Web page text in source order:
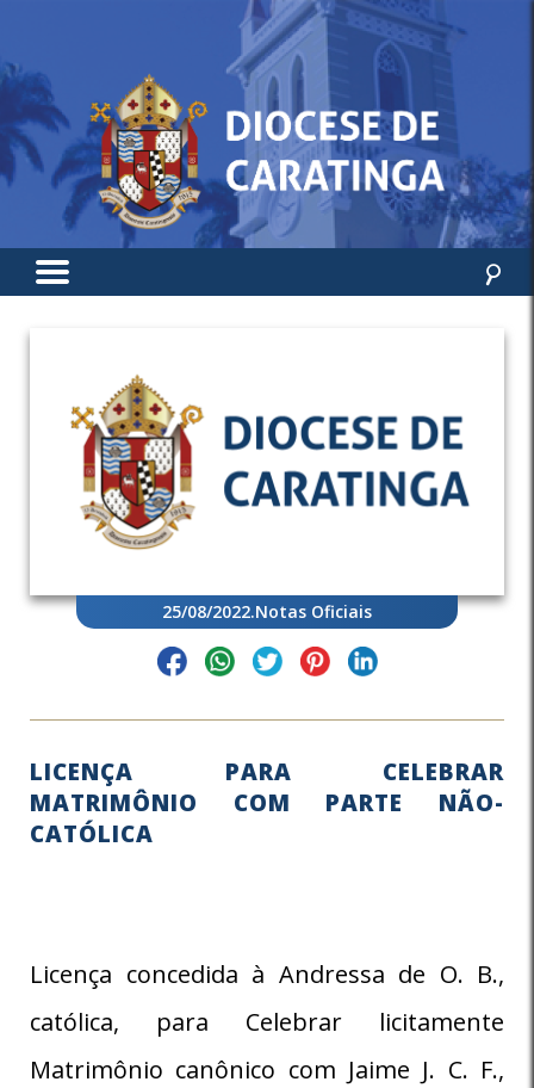
25/08/2022.Notas Oficiais
LICENÇA PARA CELEBRAR
MATRIMÔNIO COM PARTE NÃO-
CATÓLICA
Licença concedida à Andressa de O. B.,
católica, para Celebrar licitamente
Matrimônio canônico com Jaime J. C. F.,